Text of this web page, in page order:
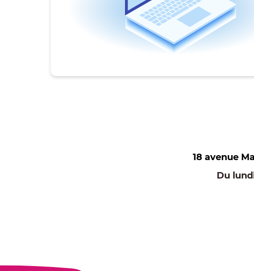
18 avenue
Du